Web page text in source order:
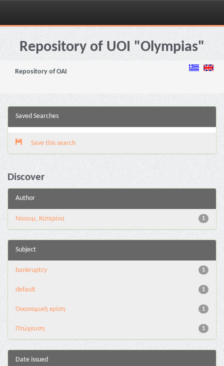
Skip
navigationRepository of UOI "Olympias"
Repository of OAI
Saved Searches
Save this search
Discover
Author
1
Ναουμ, Κατερίνα
Subject
1
bankruptcy
1
default
1
Οικονομική κρίση
1
Πτώχευση
Date issued